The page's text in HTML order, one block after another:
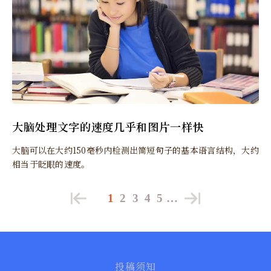
大脑处理文字的速度几乎和图片一样快
大脑可以在大约150毫秒内检测出简短句子的基本语言结构，大约
相当于眨眼的速度。
1 2 3 4 5 …
投稿须知